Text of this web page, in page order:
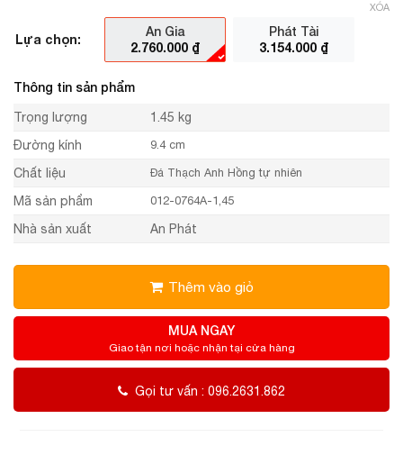
Lựa chọn:
An Gia
2.760.000 ₫
Phát Tài
3.154.000 ₫
XÓA
Thông tin sản phẩm
Trọng lượng
1.45 kg
Đường kính
9.4 cm
Chất liệu Đá Thạch Anh Hồng tự nhiên
Mã sản phẩm 012-0764A-1,45
Nhà sản xuất An Phát
Thêm vào giỏ
MUA NGAY
Giao tận nơi hoặc nhận tại cửa hàng
Gọi tư vấn : 096.2631.862